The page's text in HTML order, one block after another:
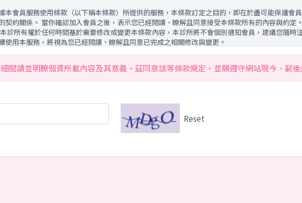
本會員服務使用條款（以下稱本條款）所提供的服務，本條款訂定之目的，即在於盡可能保護會
契約關係。 當你確認加入會員之後，表示您已經閱讀、瞭解且同意接受本條款所有的內容與約定
診所有權於任何時間基於需要修改或變更本條款內容，本診所將不會個別通知會員，建議您隨時
使用本服務，將視為您已經閱讀、瞭解且同意已完成之相關修改與變更。
圍：
務。 其服務內容包括但不限於商品買賣、內容瀏覽與利用電子郵件或其他方式進行商品行銷資訊
相關服務。
護之個人資料。 同時為提供行銷、市場分析、統計或研究、或為提供會員個人化服務或加值服務
閱讀並明瞭個資所載內容及其意義，茲同意該等條款規定，並願遵守網站現今、嗣
Reset